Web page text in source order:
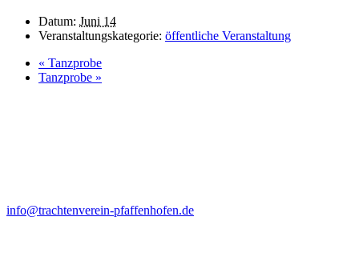
Datum: Juni 14
Veranstaltungskategorie: öffentliche Veranstaltung
« Tanzprobe
Tanzprobe »
info@trachtenverein-pfaffenhofen.de